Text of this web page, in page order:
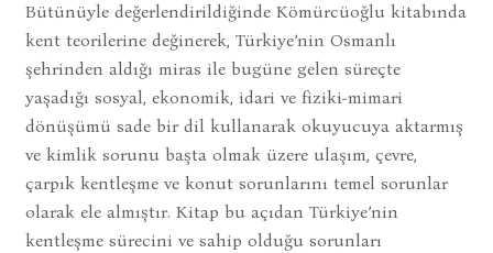
Bütünüyle değerlendirildiğinde Kömürcüoğlu kitabında
kent teorilerine değinerek, Türkiye’nin Osmanlı
şehrinden aldığı miras ile bugüne gelen süreçte
yaşadığı sosyal, ekonomik, idari ve fiziki-mimari
dönüşümü sade bir dil kullanarak okuyucuya aktarmış
ve kimlik sorunu başta olmak üzere ulaşım, çevre,
çarpık kentleşme ve konut sorunlarını temel sorunlar
olarak ele almıştır. Kitap bu açıdan Türkiye’nin
kentleşme sürecini ve sahip olduğu sorunları